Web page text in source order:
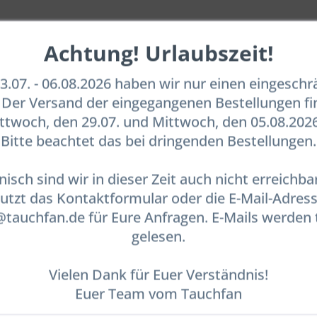
"Black Witch" 28ml"
Reparaturen (bis zu einer Stunde) an gerissenem und
geklebt ist. Black Witch eignet sich auch für Hals- und
Reparatur nötig ist oder wenn stark abgenutzte Stellen,
den McNett Aquasure Kleber.
"Black Witch" 28ml"
Achtung! Urlaubszeit!
- 06.08.2026 haben wir nur einen
Der Versand der eingegangenen Bestellungen
den 29.07. und Mittwoch, den
Bitte beachtet das bei dringenden Bestellungen.
sind wir in dieser Zeit auch nicht
das Kontaktformular oder die E-Mail-
für Eure Anfragen. E-Mails werden
gelesen.
Vielen Dank für Euer Verständnis!
Euer Team vom Tauchfan